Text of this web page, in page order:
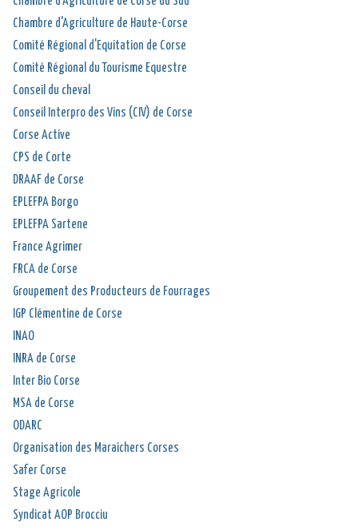
Chambre d'Agriculture de Haute-Corse
Comité Régional d'Equitation de Corse
Comité Régional du Tourisme Equestre
Conseil du cheval
Conseil Interpro des Vins (CIV) de Corse
Corse Active
CPS de Corte
DRAAF de Corse
EPLEFPA Borgo
EPLEFPA Sartene
France Agrimer
FRCA de Corse
Groupement des Producteurs de Fourrages
IGP Clémentine de Corse
INAO
INRA de Corse
Inter Bio Corse
MSA de Corse
ODARC
Organisation des Maraichers Corses
Safer Corse
Stage Agricole
Syndicat AOP Brocciu